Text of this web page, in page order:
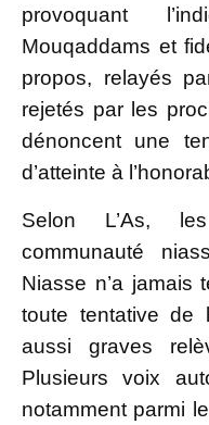
provoquant
Mouqaddams et
propos, relayés
rejetés par les
dénoncent une
d’atteinte à
Selon L’As,
communauté
Niasse n’a jamais
toute tentative de
aussi graves
Plusieurs voix
notamment parmi